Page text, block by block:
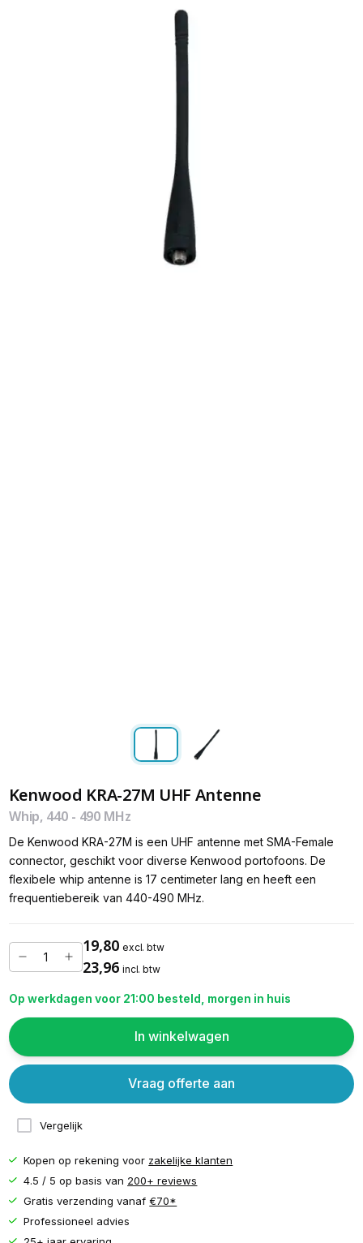
Kenwood KRA-27M UHF Antenne
Whip, 440 - 490 MHz
De Kenwood KRA-27M is een UHF antenne met SMA-Female
connector, geschikt voor diverse Kenwood portofoons. De
flexibele whip antenne is 17 centimeter lang en heeft een
frequentiebereik van 440-490 MHz.
19,80 excl. btw
23,96 incl. btw
Op werkdagen voor 21:00 besteld, morgen in huis
In winkelwagen
Vergelijk
Vraag offerte aan
Kopen op rekening voor zakelijke klanten
4.5 / 5 op basis van 200+ reviews
Gratis verzending vanaf€70*
Professioneel advies